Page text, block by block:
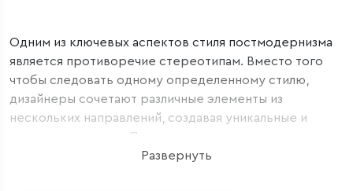
Одним из ключевых аспектов стиля постмодернизма
является противоречие стереотипам. Вместо того
чтобы следовать одному определенному стилю,
дизайнеры сочетают различные элементы из
нескольких направлений, создавая уникальные и
яркие композиции. Поэтому торшеры и напольные
светильники в стиле постмодернизм часто включают
Развернуть